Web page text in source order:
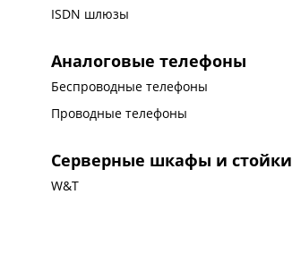
ISDN шлюзы
Аналоговые телефоны
Беспроводные телефоны
Проводные телефоны
Серверные шкафы и стойки
W&T